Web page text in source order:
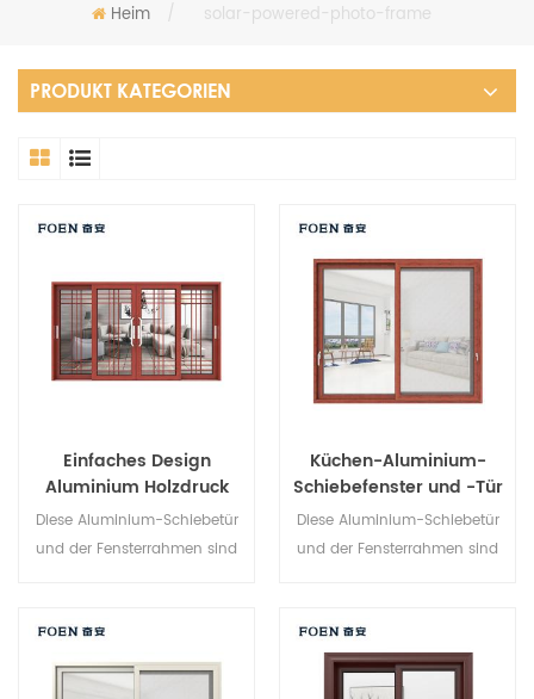
Heim / solar-powered-photo-frame
PRODUKT KATEGORIEN
Einfaches Design
Aluminium Holzdruck
Schlafzimmer
Schiebetür
Diese Aluminium-Schiebetür
und der Fensterrahmen sind
die Diebstahlsicherung sind
hervorragend. Verschiedene
Küchen-Aluminium-
Schiebefenster und -Tür
Diese Aluminium-Schiebetür
und der Fensterrahmen sind
Diebstahlsicherung sind
hervorragend. Verschiedene
Türtypen für unterschiedliche